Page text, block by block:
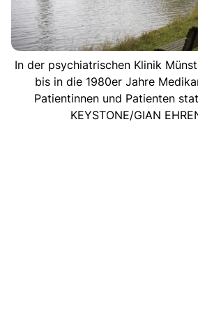
In der psychiatrischen Klinik
bis in die 1980er Jahre
Patientinnen und Patienten
KEYSTONE/GIAN